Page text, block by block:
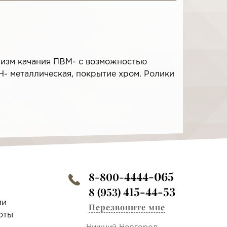
качания ПВМ- с возможностью
металлическая, покрытие хром. Ролики
8-800-4444-065
8 (953)415-44-53
Перезвоните мне